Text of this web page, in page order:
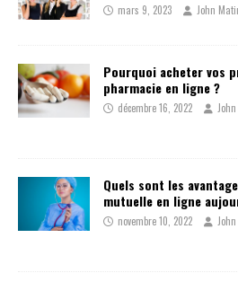
mars 9, 2023 John
Pourquoi acheter vos
pharmacie en ligne ?
décembre 16, 2022
Quels sont les
mutuelle en ligne
novembre 10, 2022